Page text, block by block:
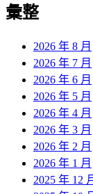
導
章:
彙整
2026 年 8 月
2026 年 7 月
2026 年 6 月
2026 年 5 月
2026 年 4 月
2026 年 3 月
2026 年 2 月
2026 年 1 月
2025 年 12